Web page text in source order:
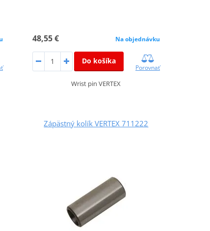
48,55 € Na objednávku
Do košíka
Porovnať
Wrist pin VERTEX
Zápästný kolík VERTEX 711222